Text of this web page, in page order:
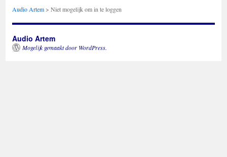
Audio Artem> Niet mogelijk om in te loggen
Audio Artem
Mogelijk gemaakt door WordPress.